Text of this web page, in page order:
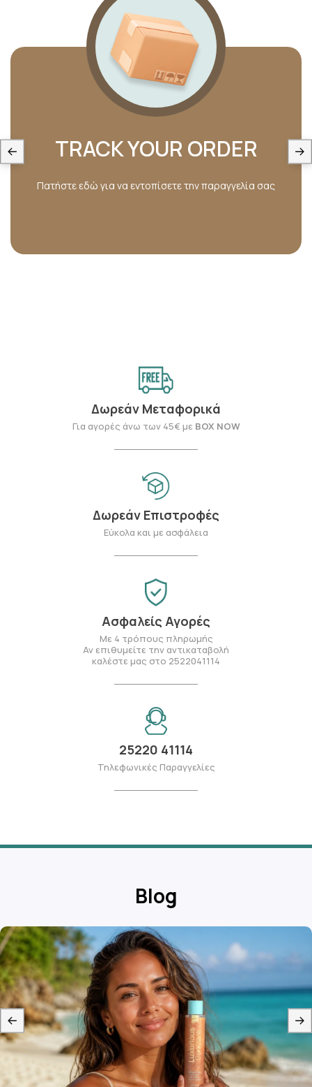
TRACK YOUR ORDER
Πατήστε εδώ για να εντοπίσετε την παραγγελία σας
Δωρεάν Μεταφορικά
Για αγορές άνω των 45€ με BOX NOW
Δωρεάν Επιστροφές
Εύκολα και με ασφάλεια
Ασφαλείς Αγορές
Με 4 τρόπους πληρωμής
Αν επιθυμείτε την αντικαταβολή
καλέστε μας στο 2522041114
25220 41114
Τηλεφωνικές Παραγγελίες
Blog